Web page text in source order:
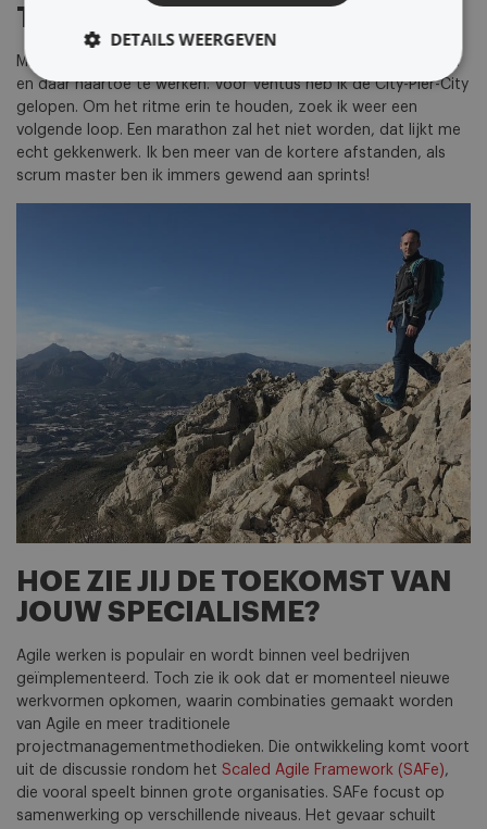
TIJD?
Mijn sport is hardlopen. Ik vind het leuk om een doel te stellen
en daar naartoe te werken. Voor Ventus heb ik de City-Pier-City
gelopen. Om het ritme erin te houden, zoek ik weer een
volgende loop. Een marathon zal het niet worden, dat lijkt me
echt gekkenwerk. Ik ben meer van de kortere afstanden, als
scrum master ben ik immers gewend aan sprints!
HOE ZIE JIJ DE TOEKOMST VAN
JOUW SPECIALISME?
Agile werken is populair en wordt binnen veel bedrijven
geïmplementeerd. Toch zie ik ook dat er momenteel nieuwe
werkvormen opkomen, waarin combinaties gemaakt worden
van Agile en meer traditionele
projectmanagementmethodieken. Die ontwikkeling komt voort
uit de discussie rondom het Scaled Agile Framework (SAFe),
die vooral speelt binnen grote organisaties. SAFe focust op
samenwerking op verschillende niveaus. Het gevaar schuilt
DETAILS WEERGEVEN